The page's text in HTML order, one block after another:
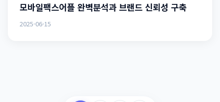
모바일팩스어플 완벽분석과 브랜드 신뢰성 구축
2025-06-15